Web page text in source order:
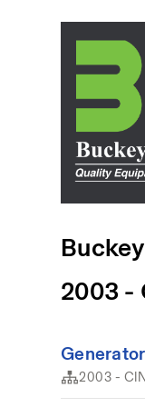
2003 -
2003 -